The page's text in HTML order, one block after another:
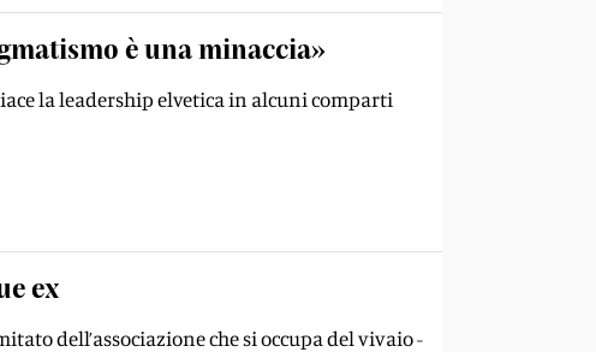
è una minaccia»
la leadership elvetica in alcuni comparti
ex
dell’associazione che si occupa del vivaio -